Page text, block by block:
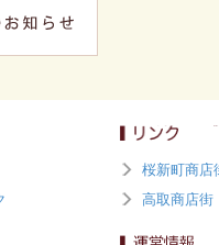
桜新町商店
高取商店街